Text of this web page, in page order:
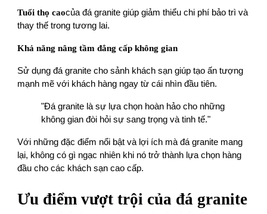
Tuổi thọ caocủa đá granite giúp giảm thiểu chi phí bảo trì và
thay thế trong tương lai.
Khả năng nâng tầm đẳng cấp không gian
Sử dụng đá granite cho sảnh khách sạn giúp tạo ấn tượng
mạnh mẽ với khách hàng ngay từ cái nhìn đầu tiên.
"Đá granite là sự lựa chọn hoàn hảo cho những
không gian đòi hỏi sự sang trọng và tinh tế."
Với những đặc điểm nổi bật và lợi ích mà đá granite mang
lại, không có gì ngạc nhiên khi nó trở thành lựa chọn hàng
đầu cho các khách sạn cao cấp.
Ưu điểm vượt trội của đá granite